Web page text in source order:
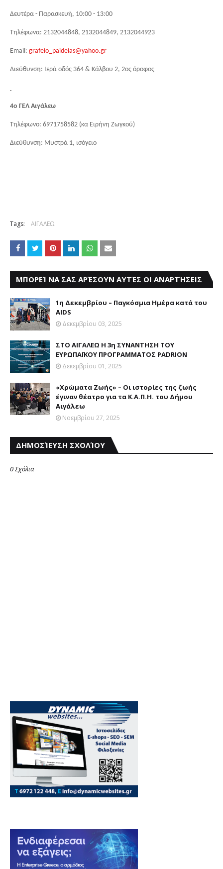
Δευτέρα - Παρασκευή, 10:00 - 13:00
Τηλέφωνα: 2132044848, 2132044849, 2132044923
Email : grafeio paideias@yahoo.gr
Διεύθυνση: Ιερά οδός 364 & Κάλβου 2, 2ος όροφος
4ο ΓΕΛ Αιγάλεω
Τηλέφωνο: 6971758582 (κα Ειρήνη Ζωγκού)
Διεύθυνση: Μυστρά 1, ισόγειο
Tags: ΑΙΓΑΛΕΩ
ΜΠΟΡΕΊ ΝΑ ΣΑΣ ΑΡΈΣΟΥΝ ΑΥΤΈΣ ΟΙ ΑΝΑΡΤΉΣΕΙΣ
1η Δεκεμβρίου – Παγκόσμια Ημέρα κατά του
AIDS
Δεκεμβρίου 03, 2025
ΣΤΟ ΑΙΓΑΛΕΩ Η 3η ΣΥΝΑΝΤΗΣΗ ΤΟΥ
ΕΥΡΩΠΑΪΚΟΥ ΠΡΟΓΡΑΜΜΑΤΟΣ PADRION
Δεκεμβρίου 01, 2025
«Χρώματα Ζωής» – Οι ιστορίες της ζωής
έγιναν θέατρο για τα Κ.Α.Π.Η. του Δήμου
Αιγάλεω
Νοεμβρίου 27, 2025
ΔΗΜΟΣΊΕΥΣΗ ΣΧΟΛΊΟΥ
0 Σχόλια